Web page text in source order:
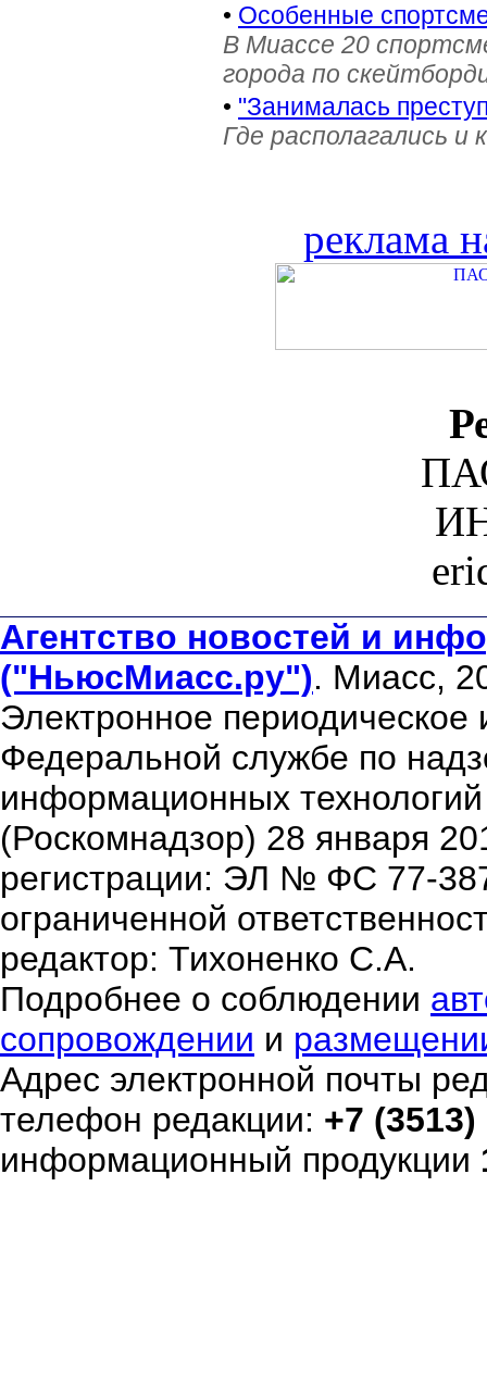
• Особенные
В Миассе 20
города по
• "Занималась
Где располагались и
реклама
Агентство новостей и
("НьюсМиасс.ру"). Миасс,
Электронное периодическое
Федеральной службе по
информационных
(Роскомнадзор) 28 января
регистрации: ЭЛ № ФС 77-
ограниченной
редактор: Тихоненко С.А.
Подробнее о соблюдении
сопровождении и
Адрес электронной почты
телефон редакции: +7
информационный продукции